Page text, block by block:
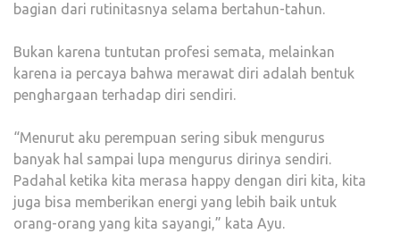
bagian dari rutinitasnya selama bertahun-tahun.
Bukan karena tuntutan profesi semata, melainkan
karena ia percaya bahwa merawat diri adalah bentuk
penghargaan terhadap diri sendiri.
“Menurut aku perempuan sering sibuk mengurus
banyak hal sampai lupa mengurus dirinya sendiri.
Padahal ketika kita merasa happy dengan diri kita, kita
juga bisa memberikan energi yang lebih baik untuk
orang-orang yang kita sayangi,” kata Ayu.